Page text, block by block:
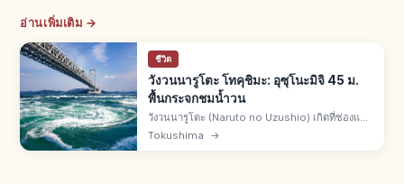
อ่านเพิ่มเติม →
ชีวิต
วังวนนารูโตะ โทคุชิมะ: อุซุโนะมิจิ 45 ม.
พื้นกระจกชมน้ำวน
วังวนนารูโตะ (Naruto no Uzushio) เกิดที่ช่องแคบ
นารูโตะ ระหว่างนารูโตะ จ.โทคุชิมะ กับเกาะอาวาจิ
Tokushima →